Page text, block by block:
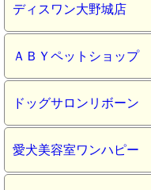
ディスワン大野城店
ＡＢＹペットショップ
ドッグサロンリボーン
愛犬美容室ワンハピー